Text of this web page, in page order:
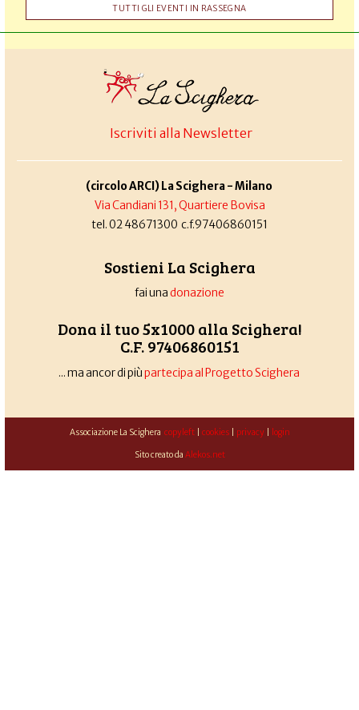
TUTTI GLI EVENTI IN RASSEGNA
Iscriviti alla Newsletter
(circolo ARCI) La Scighera - Milano
Via Candiani 131, Quartiere Bovisa
tel. 02 48671300 c.f.97406860151
Sostieni La Scighera
fai unadonazione
Dona il tuo 5x1000 alla Scighera!
C.F. 97406860151
... ma ancor di piùpartecipa al Progetto Scighera
Associazione La Scighera copyleft| cookies| privacy| login
Sito creato da Alekos.net